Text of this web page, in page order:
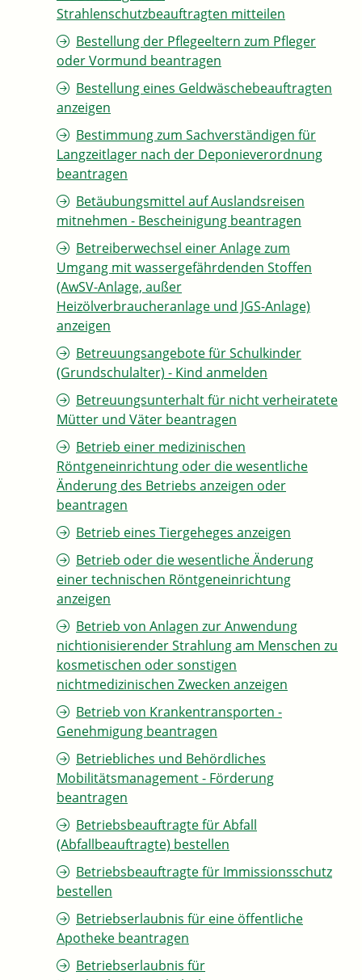
Strahlenschutzbeauftragten mitteilen
Bestellung der Pflegeeltern zum Pfleger
oder Vormund beantragen
Bestellung eines Geldwäschebeauftragten
anzeigen
Bestimmung zum Sachverständigen für
Langzeitlager nach der Deponieverordnung
beantragen
Betäubungsmittel auf Auslandsreisen
mitnehmen - Bescheinigung beantragen
Betreiberwechsel einer Anlage zum
Umgang mit wassergefährdenden Stoffen
(AwSV-Anlage, außer
Heizölverbraucheranlage und JGS-Anlage)
anzeigen
Betreuungsangebote für Schulkinder
(Grundschulalter) - Kind anmelden
Betreuungsunterhalt für nicht verheiratete
Mütter und Väter beantragen
Betrieb einer medizinischen
Röntgeneinrichtung oder die wesentliche
Änderung des Betriebs anzeigen oder
beantragen
Betrieb eines Tiergeheges anzeigen
Betrieb oder die wesentliche Änderung
einer technischen Röntgeneinrichtung
anzeigen
Betrieb von Anlagen zur Anwendung
nichtionisierender Strahlung am Menschen zu
kosmetischen oder sonstigen
nichtmedizinischen Zwecken anzeigen
Betrieb von Krankentransporten -
Genehmigung beantragen
Betriebliches und Behördliches
Mobilitätsmanagement - Förderung
beantragen
Betriebsbeauftragte für Abfall
(Abfallbeauftragte) bestellen
Betriebsbeauftragte für Immissionsschutz
bestellen
Betriebserlaubnis für eine öffentliche
Apotheke beantragen
Betriebserlaubnis für